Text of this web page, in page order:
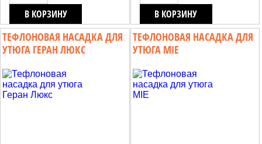
В КОРЗИНУ В КОРЗИНУ
ТЕФЛОНОВАЯ НАСАДКА ДЛЯ
УТЮГА ГЕРАН ЛЮКС
ТЕФЛОНОВАЯ НАСАДКА ДЛЯ
УТЮГА MIE